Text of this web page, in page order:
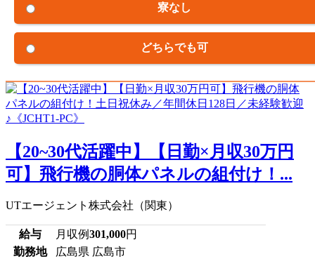
寮なし
どちらでも可
【20~30代活躍中】【日勤×月収30万円
可】飛行機の胴体パネルの組付け！...
UTエージェント株式会社（関東）
給与 月収例301,000円
勤務地
広島県 広島市